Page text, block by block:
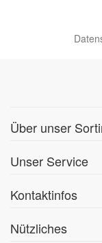
Über unser
Unser Service
Kontaktinfos
Nützliches